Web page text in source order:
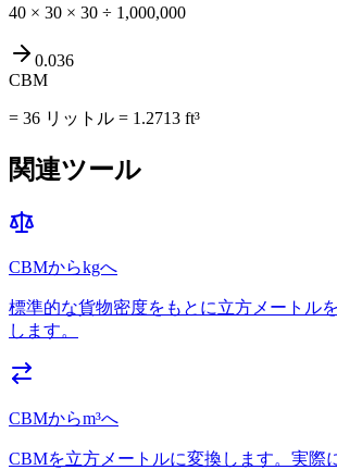
40 × 30 × 30 ÷ 1,000,000
0.036
CBM
= 36 リットル = 1.2713 ft³
関連ツール
CBMからkgへ
標準的な貨物密度をもとに立方メートル
します。
CBMからm³へ
CBMを立方メートルに変換します。実際